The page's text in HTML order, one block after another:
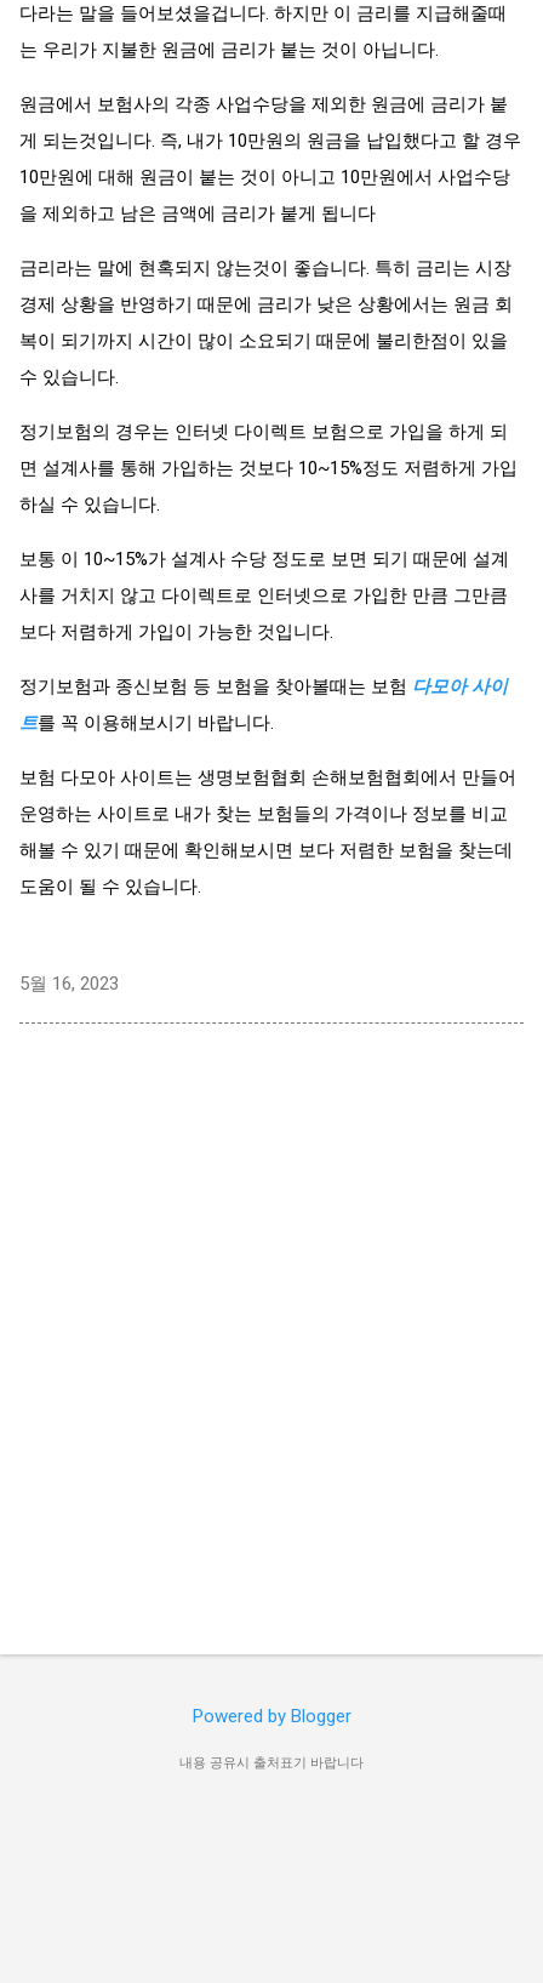
다라는 말을 들어보셨을겁니다. 하지만 이 금리를 지급해줄때
는 우리가 지불한 원금에 금리가 붙는 것이 아닙니다.
원금에서 보험사의 각종 사업수당을 제외한 원금에 금리가 붙
게 되는것입니다. 즉, 내가 10만원의 원금을 납입했다고 할 경우
10만원에 대해 원금이 붙는 것이 아니고 10만원에서 사업수당
을 제외하고 남은 금액에 금리가 붙게 됩니다
금리라는 말에 현혹되지 않는것이 좋습니다. 특히 금리는 시장
경제 상황을 반영하기 때문에 금리가 낮은 상황에서는 원금 회
복이 되기까지 시간이 많이 소요되기 때문에 불리한점이 있을
수 있습니다.
정기보험의 경우는 인터넷 다이렉트 보험으로 가입을 하게 되
면 설계사를 통해 가입하는 것보다 10~15%정도 저렴하게 가입
하실 수 있습니다.
보통 이 10~15%가 설계사 수당 정도로 보면 되기 때문에 설계
사를 거치지 않고 다이렉트로 인터넷으로 가입한 만큼 그만큼
보다 저렴하게 가입이 가능한 것입니다.
정기보험과 종신보험 등 보험을 찾아볼때는 보험 다모아 사이
트를 꼭 이용해보시기 바랍니다.
보험 다모아 사이트는 생명보험협회 손해보험협회에서 만들어
운영하는 사이트로 내가 찾는 보험들의 가격이나 정보를 비교
해볼 수 있기 때문에 확인해보시면 보다 저렴한 보험을 찾는데
도움이 될 수 있습니다.
5월 16, 2023
Powered by Blogger
내용 공유시 출처표기 바랍니다